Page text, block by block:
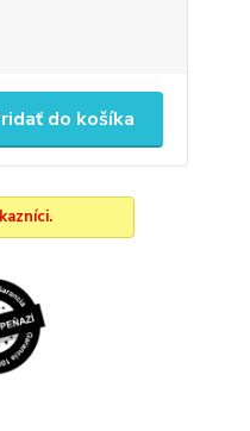
do košíka